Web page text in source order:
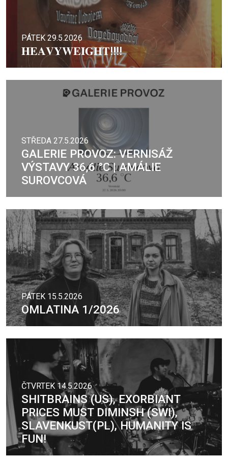
PÁTEK 29.5.2026
𝐇𝐄𝐀𝐕𝐘𝐖𝐄𝐈𝐆𝐇𝐓!!!!
STŘEDA 27.5.2026
GALERIE PROVOZ: VERNISÁŽ
VÝSTAVY 36,6 °C | AMÁLIE
SUROVCOVÁ
PÁTEK 15.5.2026
OMLATINA 1/2026
ČTVRTEK 14.5.2026
SHITBRAINS (US), EXORBIANT
PRICES MUST DIMINSH (SWI),
SLAVENKUST(PL), HUMANITY IS
FUN!